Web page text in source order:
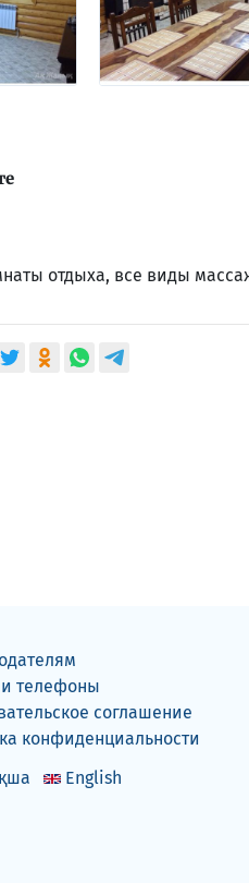
отдыха, все виды
телефоны
соглашение
конфиденциальности
English